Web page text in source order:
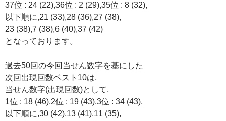
37位 : 24 (22),36位 : 2 (29),35位 : 8 (32),
以下順に,21 (33),28 (36),27 (38),
23 (38),7 (38),6 (40),37 (42)
となっております。
過去50回の今回当せん数字を基にした
次回出現回数ベスト10は,
当せん数字(出現回数)として,
1位 : 18 (46),2位 : 19 (43),3位 : 34 (43),
以下順に,30 (42),13 (41),11 (35),